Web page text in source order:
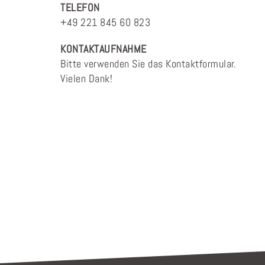
TELEFON
+49 221 845 60 823
KONTAKTAUFNAHME
Bitte verwenden Sie das Kontaktformular.
Vielen Dank!